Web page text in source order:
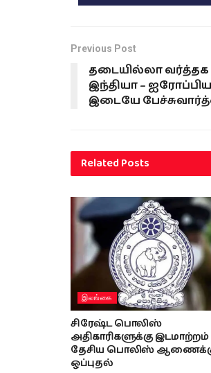
Previous Post
தடையில்லா வர்த்தக
இந்தியா –
இடையே
RelatedPosts
இலங்கை
சிரேஷ்ட பொலிஸ்
அதிகாரிகளுக்கு இடமாற்றம்
தேசிய பொலிஸ்
ஒப்புதல்